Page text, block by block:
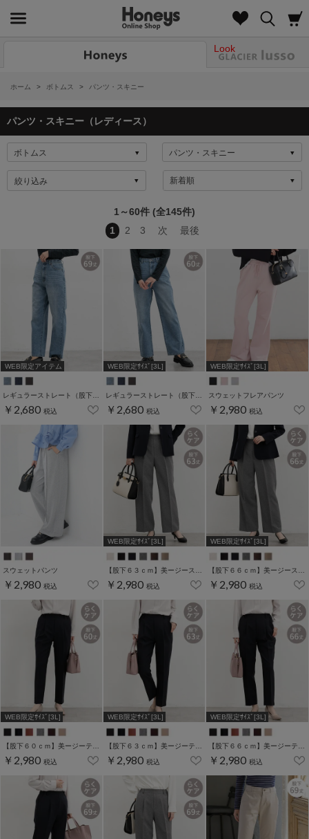
Look
ホーム > ボトムス > パンツ・スキニー
パンツ・スキニー（レディース）
絞り込み
1～60件 (全145件)
1
2 3 次 最後
WEB限定アイテム
￥2,680 税込
WEB限定ｻｲｽﾞ[3L]
￥2,680 税込
WEB限定ｻｲｽﾞ[3L]
スウェットフレアパンツ
￥2,980 税込
スウェットパンツ
￥2,980 税込
WEB限定ｻｲｽﾞ[3L]
￥2,980 税込
WEB限定ｻｲｽﾞ[3L]
￥2,980 税込
WEB限定ｻｲｽﾞ[3L]
￥2,980 税込
WEB限定ｻｲｽﾞ[3L]
￥2,980 税込
WEB限定ｻｲｽﾞ[3L]
￥2,980 税込